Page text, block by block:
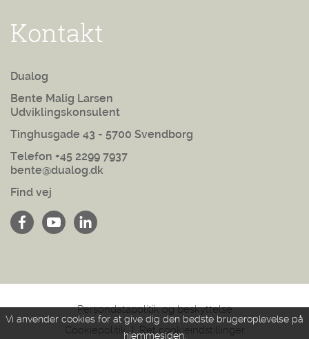
Kontakt
Dualog
Bente Malig Larsen
Udviklingskonsulent
Tinghusgade 43 - 5700 Svendborg
Telefon +45 2299 7937
bente@dualog.dk
Find vej
Persondatapolitik og beskyttelse
Cookiepolitik | Ret cookieindstillinger
Vi anvender cookies for at give dig den bedste brugeroplevelse på
hjemmesiden.